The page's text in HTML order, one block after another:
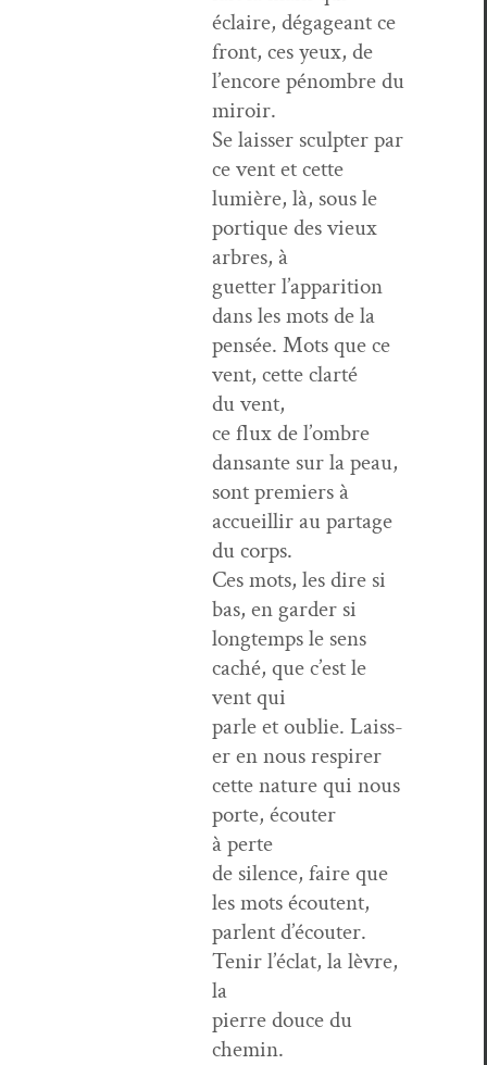
éclaire, dégageant ce
front, ces yeux, de
l’en­core pénom­bre du
miroir.
Se laiss­er sculpter par
ce vent et cette
lumière, là, sous le
por­tique des vieux
arbres, à
guet­ter l’ap­pari­tion
dans les mots de la
pen­sée. Mots que ce
vent, cette clarté
du vent,
ce flux de l’om­bre
dansante sur la peau,
sont pre­miers à
accueil­lir au partage
du corps.
Ces mots, les dire si
bas, en garder si
longtemps le sens
caché, que c’est le
vent qui
par­le et oublie. Laiss­
er en nous respir­er
cette nature qui nous
porte, écouter
à perte
de silence, faire que
les mots écoutent,
par­lent d’é­couter.
Tenir l’é­clat, la lèvre,
la
pierre douce du
chemin.